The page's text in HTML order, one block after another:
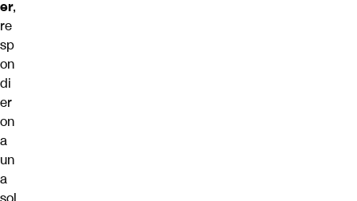
er,
re
sp
on
di
er
on
a
un
a